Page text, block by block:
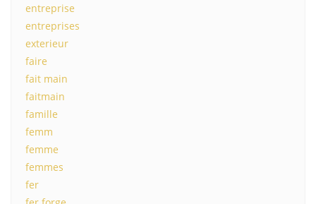
entreprise
entreprises
exterieur
faire
fait main
faitmain
famille
femm
femme
femmes
fer